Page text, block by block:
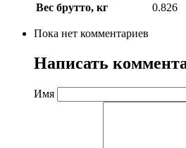
Вес брутто, кг
0.826
Пока нет комментариев
Написать
Имя